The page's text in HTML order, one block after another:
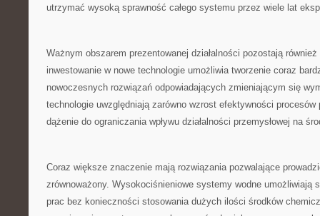
utrzymać wysoką sprawność całego systemu przez wiele lat
Ważnym obszarem prezentowanej działalności pozostają również
inwestowanie w nowe technologie umożliwia tworzenie coraz
nowoczesnych rozwiązań odpowiadających zmieniającym się
technologie uwzględniają zarówno wzrost efektywności procesów
dążenie do ograniczania wpływu działalności przemysłowej na
Coraz większe znaczenie mają rozwiązania pozwalające
zrównoważony. Wysokociśnieniowe systemy wodne umożliwiają
prac bez konieczności stosowania dużych ilości środków